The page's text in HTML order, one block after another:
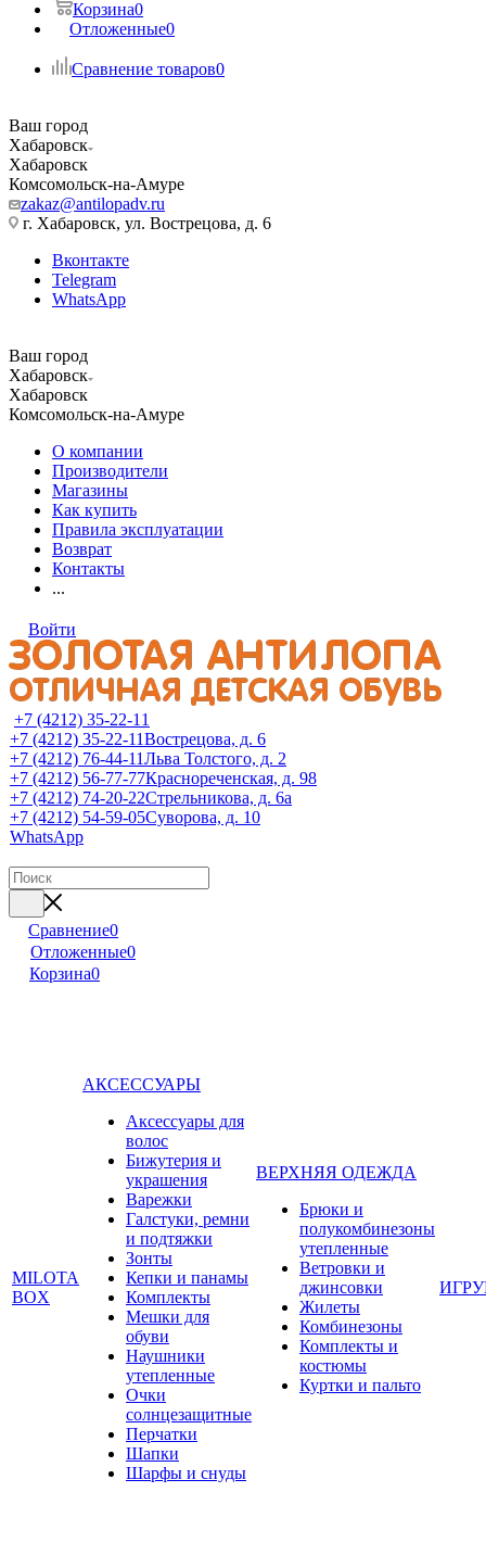
Корзина0
Отложенные0
Сравнение товаров0
Ваш город
Хабаровск
Хабаровск
Комсомольск-на-Амуре
zakaz@antilopadv.ru
г. Хабаровск, ул. Вострецова, д. 6
Вконтакте
Telegram
WhatsApp
Ваш город
Хабаровск
Хабаровск
Комсомольск-на-Амуре
О компании
Производители
Магазины
Как купить
Правила эксплуатации
Возврат
Контакты
...
Войти
+7 (4212) 35-22-11
+7 (4212) 35-22-11Вострецова, д. 6
+7 (4212) 76-44-11Льва Толстого, д. 2
+7 (4212) 56-77-77Краснореченская, д. 98
+7 (4212) 74-20-22Стрельникова, д. 6а
+7 (4212) 54-59-05Суворова, д. 10
WhatsApp
Сравнение0
Отложенные0
Корзина0
MILOTA
BOX
АКСЕССУАРЫ
Аксессуары для
волос
Бижутерия и
украшения
Варежки
Галстуки, ремни
и подтяжки
Зонты
Кепки и панамы
Комплекты
Мешки для
обуви
Наушники
утепленные
Очки
солнцезащитные
Перчатки
Шапки
Шарфы и снуды
ВЕРХНЯЯ ОДЕЖДА
Брюки и
полукомбинезоны
утепленные
Ветровки и
джинсовки
Жилеты
Комбинезоны
Комплекты и
костюмы
Куртки и пальто